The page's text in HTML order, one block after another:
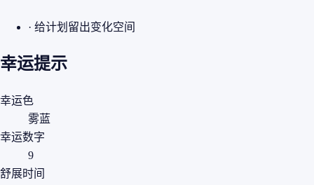
· 给计划留出变化空间
幸运提示
幸运色
雾蓝
幸运数字
9
舒展时间